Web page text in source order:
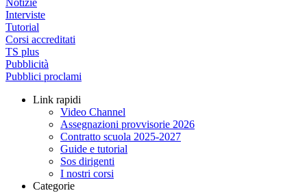
Notizie
Interviste
Tutorial
Corsi accreditati
TS plus
Pubblicità
Pubblici proclami
Link rapidi
Video Channel
Assegnazioni provvisorie 2026
Contratto scuola 2025-2027
Guide e tutorial
Sos dirigenti
I nostri corsi
Categorie